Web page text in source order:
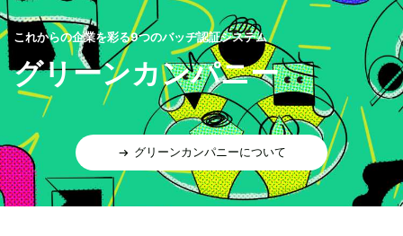
これからの企業を彩る9つのバッヂ認証システム
グリーンカンパニー
グリーンカンパニーについて